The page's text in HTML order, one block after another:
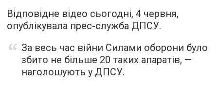
Відповідне відео сьогодні, 4 червня,
опублікувала прес-служба ДПСУ.
За весь час війни Силами оборони було
збито не більше 20 таких апаратів, —
наголошують у ДПСУ.